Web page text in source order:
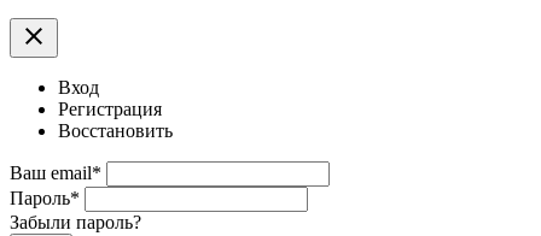
clear
Вход
Регистрация
Восстановить
Ваш email*
Пароль*
Забыли пароль?